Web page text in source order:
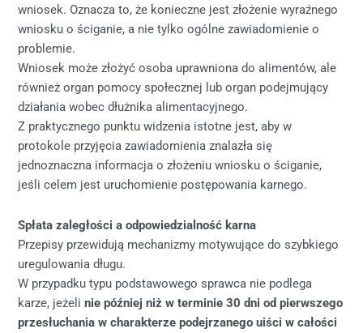
wniosek. Oznacza to, że konieczne jest złożenie wyraźnego
wniosku o ściganie, a nie tylko ogólne zawiadomienie o
problemie.
Wniosek może złożyć osoba uprawniona do alimentów, ale
również organ pomocy społecznej lub organ podejmujący
działania wobec dłużnika alimentacyjnego.
Z praktycznego punktu widzenia istotne jest, aby w
protokole przyjęcia zawiadomienia znalazła się
jednoznaczna informacja o złożeniu wniosku o ściganie,
jeśli celem jest uruchomienie postępowania karnego.
Spłata zaległości a odpowiedzialność karna
Przepisy przewidują mechanizmy motywujące do szybkiego
uregulowania długu.
W przypadku typu podstawowego sprawca nie podlega
karze, jeżelinie później niż w terminie 30 dni od pierwszego
przesłuchania w charakterze podejrzanego uiści w całości